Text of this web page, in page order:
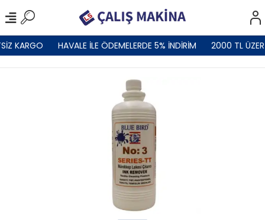
KARGO HAVALE İLE ÖDEMELERDE 5% İNDİRİM 2000 TL